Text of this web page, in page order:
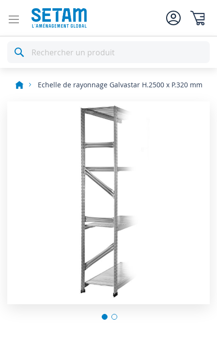
Rechercher
Echelle de rayonnage Galvastar H.2500 x P.320 mm